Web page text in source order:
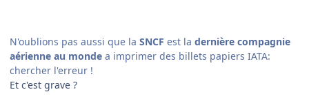
N'oublions pas aussi que la SNCF est la dernière compagnie
aérienne au monde a imprimer des billets papiers IATA:
chercher l'erreur !
Et c'est grave ?